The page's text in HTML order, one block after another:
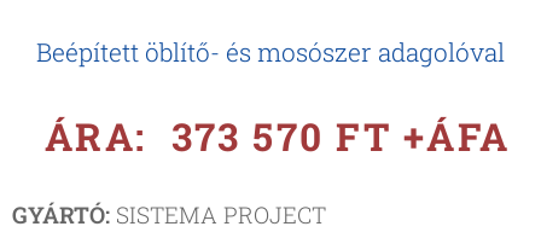
Beépített öblítő- és mosószer adagolóval
ÁRA: 373 570 FT +ÁFA
GYÁRTÓ: SISTEMA PROJECT